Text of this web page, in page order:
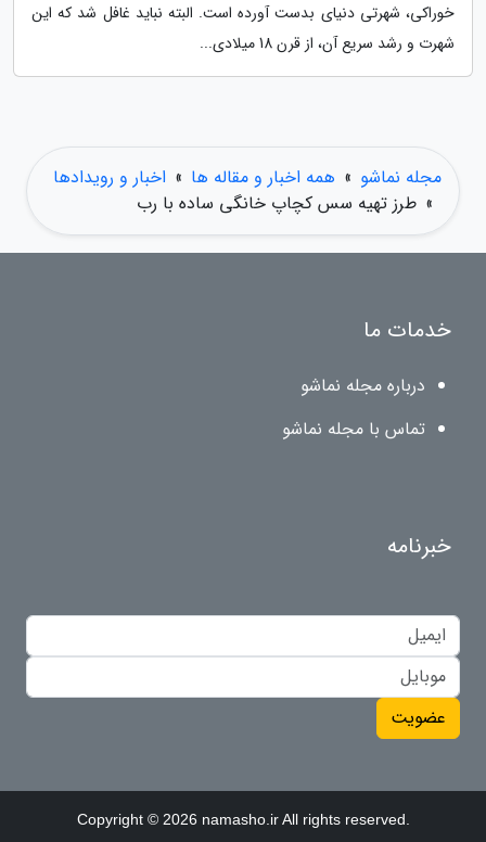
خوراکی، شهرتی دنیای بدست آورده است. البته نباید غافل شد که این
شهرت و رشد سریع آن، از قرن 18 میلادی...
مجله نماشو » همه اخبار و مقاله ها » اخبار و رویدادها
» طرز تهیه سس کچاپ خانگی ساده با رب
خدمات ما
درباره مجله نماشو
تماس با مجله نماشو
خبرنامه
عضویت
Copyright © 2026 namasho.ir All rights reserved.